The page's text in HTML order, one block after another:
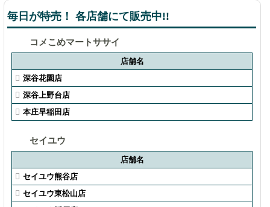
毎日が特売！ 各店舗にて販売中!!
コメこめマートササイ
店舗名
深谷花園店
深谷上野台店
本庄早稲田店
セイユウ
店舗名
セイユウ熊谷店
セイユウ東松山店